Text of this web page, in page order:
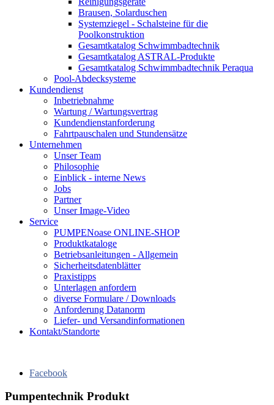
Brausen, Solarduschen
Systemziegel - Schalsteine für die
Poolkonstruktion
Gesamtkatalog Schwimmbadtechnik
Gesamtkatalog ASTRAL-Produkte
Gesamtkatalog Schwimmbadtechnik Peraqua
Pool-Abdecksysteme
Kundendienst
Inbetriebnahme
Wartung / Wartungsvertrag
Kundendienstanforderung
Fahrtpauschalen und Stundensätze
Unternehmen
Unser Team
Philosophie
Einblick - interne News
Jobs
Partner
Unser Image-Video
Service
PUMPENoase ONLINE-SHOP
Produktkataloge
Betriebsanleitungen - Allgemein
Sicherheitsdatenblätter
Praxistipps
Unterlagen anfordern
diverse Formulare / Downloads
Anforderung Datanorm
Liefer- und Versandinformationen
Kontakt/Standorte
Facebook
Pumpentechnik Produkt